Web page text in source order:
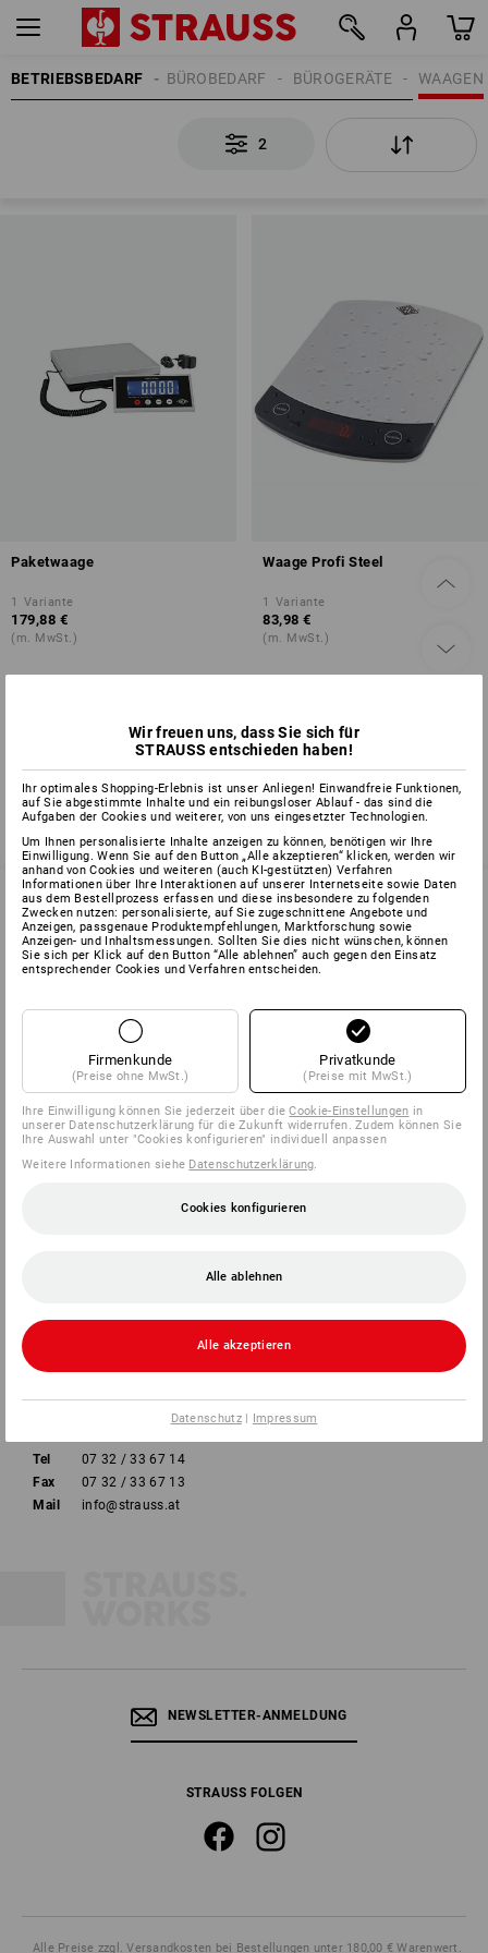
BETRIEBSBEDARF WAAGEN
BÜROGERÄTE
BÜROBEDARF
2
Paketwaage
1 Variante
179,88 €
(m. MwSt.)
Waage Profi Steel
1 Variante
83,98 €
(m. MwSt.)
Sie haben sich bereits 2 von 2 Artikeln angesehen.
SERVICE 07 32 / 33 67 14
SERVICE
UNTERNEHMEN
INFORMATIONEN
ZAHLARTEN
Strauss Österreich GmbH
Tel
07 32 / 33 67 14
Fax
07 32 / 33 67 13
Mail
info@strauss.at
NEWSLETTER-ANMELDUNG
STRAUSS FOLGEN
Alle Preise zzgl. Versandkosten bei Bestellungen unter 180,00 € Warenwert.
Wir freuen uns, dass Sie sich für
STRAUSS entschieden haben!
Ihr optimales Shopping-Erlebnis ist unser Anliegen! Einwandfreie Funktionen,
auf Sie abgestimmte Inhalte und ein reibungsloser Ablauf - das sind die
Aufgaben der Cookies und weiterer, von uns eingesetzter Technologien.
Um Ihnen personalisierte Inhalte anzeigen zu können, benötigen wir Ihre
Einwilligung. Wenn Sie auf den Button „Alle akzeptieren“ klicken, werden wir
anhand von Cookies und weiteren (auch KI-gestützten) Verfahren
Informationen über Ihre Interaktionen auf unserer Internetseite sowie Daten
aus dem Bestellprozess erfassen und diese insbesondere zu folgenden
Zwecken nutzen: personalisierte, auf Sie zugeschnittene Angebote und
Anzeigen, passgenaue Produktempfehlungen, Marktforschung sowie
Anzeigen- und Inhaltsmessungen. Sollten Sie dies nicht wünschen, können
Sie sich per Klick auf den Button “Alle ablehnen” auch gegen den Einsatz
entsprechender Cookies und Verfahren entscheiden.
Firmenkunde
(Preise ohne MwSt.)
Privatkunde
(Preise mit MwSt.)
Ihre Einwilligung können Sie jederzeit über dieCookie-Einstellungen in
unserer Datenschutzerklärung für die Zukunft widerrufen. Zudem können Sie
Ihre Auswahl unter "Cookies konfigurieren" individuell anpassen
Weitere Informationen siehe Datenschutzerklärung
Cookies konfigurieren
Alle ablehnen
Alle akzeptieren
Datenschutz| Impressum